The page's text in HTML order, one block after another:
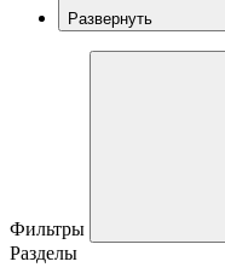
Развернуть
Фильтры
Разделы